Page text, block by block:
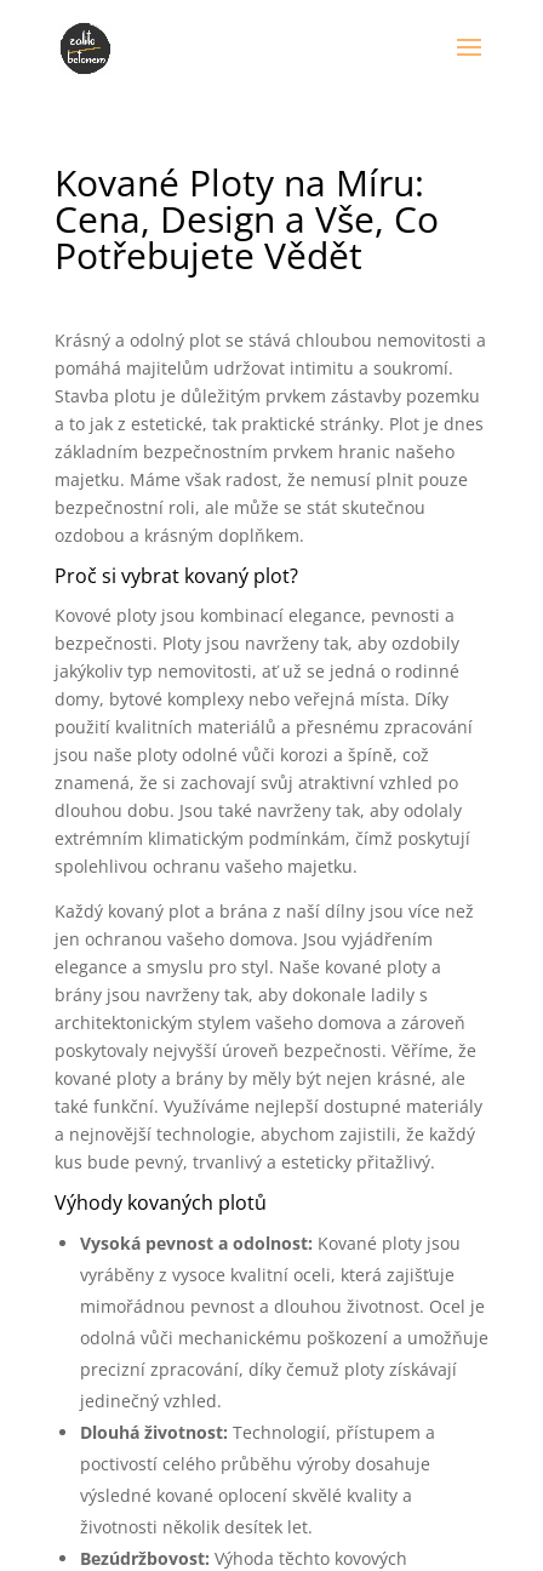
Kované Ploty na Míru:
Cena, Design a Vše, Co
Potřebujete Vědět
Krásný a odolný plot se stává chloubou nemovitosti a
pomáhá majitelům udržovat intimitu a soukromí.
Stavba plotu je důležitým prvkem zástavby pozemku
a to jak z estetické, tak praktické stránky. Plot je dnes
základním bezpečnostním prvkem hranic našeho
majetku. Máme však radost, že nemusí plnit pouze
bezpečnostní roli, ale může se stát skutečnou
ozdobou a krásným doplňkem.
Proč si vybrat kovaný plot?
Kovové ploty jsou kombinací elegance, pevnosti a
bezpečnosti. Ploty jsou navrženy tak, aby ozdobily
jakýkoliv typ nemovitosti, ať už se jedná o rodinné
domy, bytové komplexy nebo veřejná místa. Díky
použití kvalitních materiálů a přesnému zpracování
jsou naše ploty odolné vůči korozi a špíně, což
znamená, že si zachovají svůj atraktivní vzhled po
dlouhou dobu. Jsou také navrženy tak, aby odolaly
extrémním klimatickým podmínkám, čímž poskytují
spolehlivou ochranu vašeho majetku.
Každý kovaný plot a brána z naší dílny jsou více než
jen ochranou vašeho domova. Jsou vyjádřením
elegance a smyslu pro styl. Naše kované ploty a
brány jsou navrženy tak, aby dokonale ladily s
architektonickým stylem vašeho domova a zároveň
poskytovaly nejvyšší úroveň bezpečnosti. Věříme, že
kované ploty a brány by měly být nejen krásné, ale
také funkční. Využíváme nejlepší dostupné materiály
a nejnovější technologie, abychom zajistili, že každý
kus bude pevný, trvanlivý a esteticky přitažlivý.
Výhody kovaných plotů
Vysoká pevnost a odolnost: Kované ploty jsou
vyráběny z vysoce kvalitní oceli, která zajišťuje
mimořádnou pevnost a dlouhou životnost. Ocel je
odolná vůči mechanickému poškození a umožňuje
precizní zpracování, díky čemuž ploty získávají
jedinečný vzhled.
Dlouhá životnost: Technologií, přístupem a
poctivostí celého průběhu výroby dosahuje
výsledné kované oplocení skvělé kvality a
životnosti několik desítek let.
Bezúdržbovost: Výhoda těchto kovových